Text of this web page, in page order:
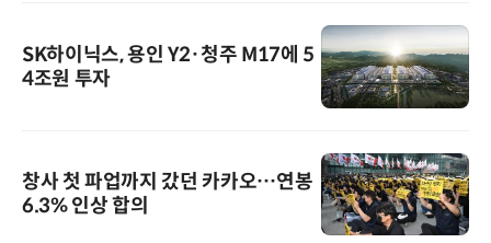
SK하이닉스, 용인 Y2·청주 M17에 5
4조원 투자
창사 첫 파업까지 갔던 카카오…연봉
6.3% 인상 합의